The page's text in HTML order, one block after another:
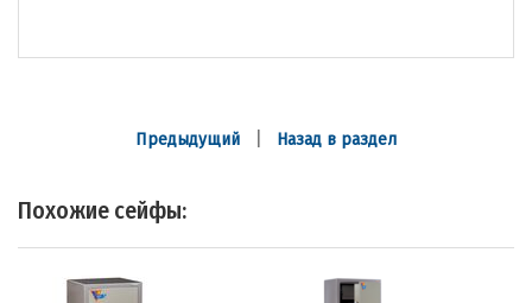
Предыдущий Назад в раздел
Похожие сейфы: